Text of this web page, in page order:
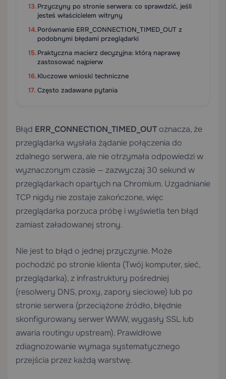
Przyczyny po stronie serwera: co sprawdzić, jeśli
jesteś właścicielem witryny
Porównanie ERR_CONNECTION_TIMED_OUT z
podobnymi błędami przeglądarki
Praktyczna macierz decyzyjna: którą naprawę
zastosować najpierw
Kluczowe wnioski techniczne
Często zadawane pytania
Błąd ERR_CONNECTION_TIMED_OUT oznacza, że
przeglądarka wysłała żądanie połączenia do
zdalnego serwera, ale nie otrzymała odpowiedzi w
wyznaczonym czasie — zazwyczaj 30 sekund w
przeglądarkach opartych na Chromium. Uzgadnianie
TCP nigdy nie zostaje zakończone, więc
przeglądarka porzuca próbę i wyświetla ten błąd
zamiast załadowanej strony.
Nie jest to błąd o jednej przyczynie. Może
pochodzić po stronie klienta (Twój komputer, sieć,
przeglądarka), z infrastruktury pośredniej
(resolwery DNS, proxy, zapory sieciowe) lub po
stronie serwera (przeciążone źródło, błędnie
skonfigurowany serwer WWW, wygasły SSL lub
awaria routingu upstream). Prawidłowe
zdiagnozowanie wymaga systematycznego
przejścia przez każdą warstwę.